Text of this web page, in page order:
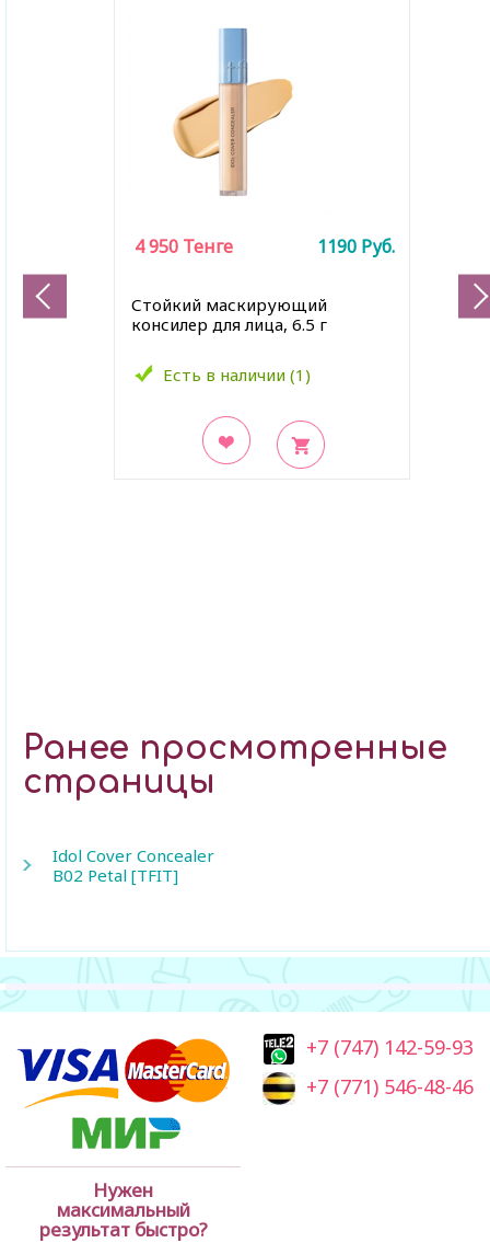
Стойкий маскирующий
консилер для лица, 6.5 г
Есть в наличии (1)
4 950 Тенге 1190 Руб.
Ранее просмотренные
страницы
Idol Cover Concealer
B02 Petal [TFIT]
Нужен
максимальный
результат быстро?
+7 (747) 142-59-93
+7 (771) 546-48-46